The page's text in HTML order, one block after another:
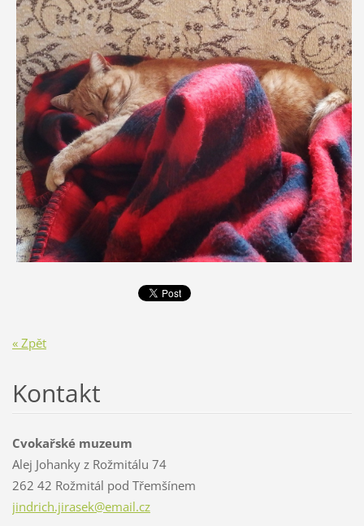
« Zpět
Kontakt
Cvokařské muzeum
Alej Johanky z Rožmitálu 74
262 42 Rožmitál pod Třemšínem
jindrich.jirasek@email.cz